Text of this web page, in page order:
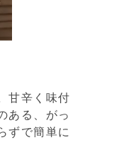
甘辛く味付
ある、がっ
ずで簡単に